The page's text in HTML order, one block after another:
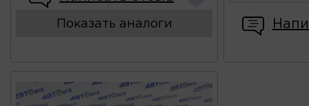
Показать аналоги